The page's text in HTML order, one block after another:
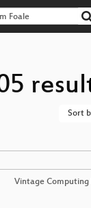
Sort
Vintage Computing